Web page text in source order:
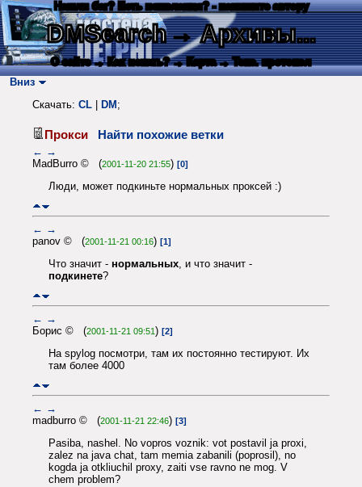
Нашли баг? Есть пожелания? - напишите автору
DMSearch→ Архивы...
О сайте → Как искать? → Карта → Текс. протокол
Вниз
Скачать: CL DM ;
Прокси Найти похожие ветки
← →
MadBurro © (2001-11-20 21:55) [0]
Люди, может подкиньте нормальных проксей :)
← →
panov © (2001-11-21 00:16) [1]
Что значит - нормальных, и что значит -
подкинете?
← →
Борис © (2001-11-21 09:51) [2]
На spylog посмотри, там их постоянно тестируют. Их
там более 4000
← →
madburro © (2001-11-21 22:46) [3]
Pasiba, nashel. No vopros voznik: vot postavil ja proxi,
zalez na java chat, tam memia zabanili (poprosil), no
kogda ja otkliuchil proxy, zaiti vse ravno ne mog. V
chem problem?